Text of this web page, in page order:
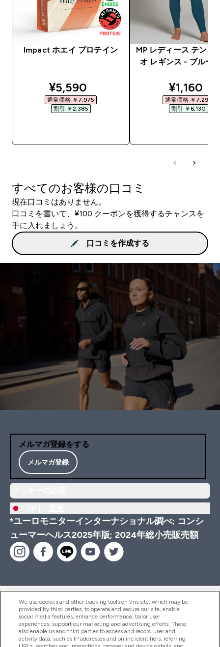
Impact ホエイ プロテイン
discounted price
¥5,590‎
通常価格 ￥7,975‎
割引 ￥2,385‎
MP レディース テンポ
オ レギンス - ブルー
¥1,160‎
通常価格 ￥7,290‎
割引 ￥6,130‎
すべてのお客様の口コミ
現在口コミはありません。
口コミを書いて、¥100 クーポンを獲得するチャンスを
手に入れましょう。
口コミを作成する
メルマガ登録をする
メルマガ登録
*ユーロモニターインターナショナル調べ; コンシ
ューマーヘルス2025年版; 2024年総小売販売額
ヘルプ＆ガイド
商品について
We use cookies and other tracking tools on this site, which may be
provided by third parties, to operate and secure our site, enable
social media features, enhance performance, tailor user
experiences, support our marketing and advertising efforts. These
also enable us and third parties to access and record user and
activity data, such as IP addresses and online identifiers, referring